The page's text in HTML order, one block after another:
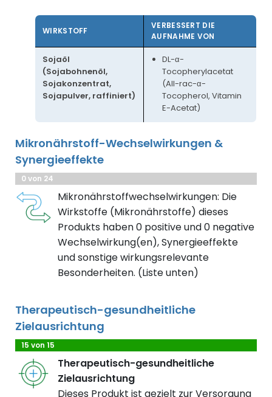
WIRKSTOFF
VERBESSERT DIE
AUFNAHME VON
Sojaöl
(Sojabohnenöl,
Sojakonzentrat,
Sojapulver, raffiniert)
DL-α-
Tocopherylacetat
(All-rac-α-
Tocopherol, Vitamin
E-Acetat)
Mikronährstoff-Wechselwirkungen &
Synergieeffekte
0 von 24
Mikronährstoffwechselwirkungen: Die
Wirkstoffe (Mikronährstoffe) dieses
Produkts haben 0 positive und 0 negative
Wechselwirkung(en), Synergieeffekte
und sonstige wirkungsrelevante
Besonderheiten. (Liste unten)
Therapeutisch-gesundheitliche
Zielausrichtung
15 von 15
Therapeutisch-gesundheitliche
Zielausrichtung
Dieses Produkt ist gezielt zur Versorgung